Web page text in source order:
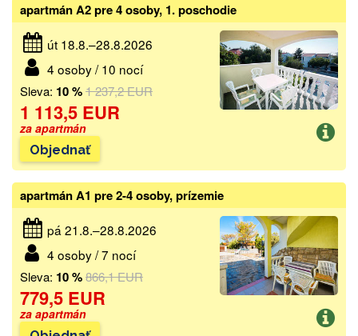
apartmán A2 pre 4 osoby, 1. poschodie
út 18.8.–28.8.2026
4 osoby / 10 nocí
Sleva: 10 %1 237,2 EUR
1 113,5 EUR
za apartmán
Objednať
apartmán A1 pre 2-4 osoby, prízemie
pá 21.8.–28.8.2026
4 osoby / 7 nocí
Sleva: 10 %866,1 EUR
779,5 EUR
za apartmán